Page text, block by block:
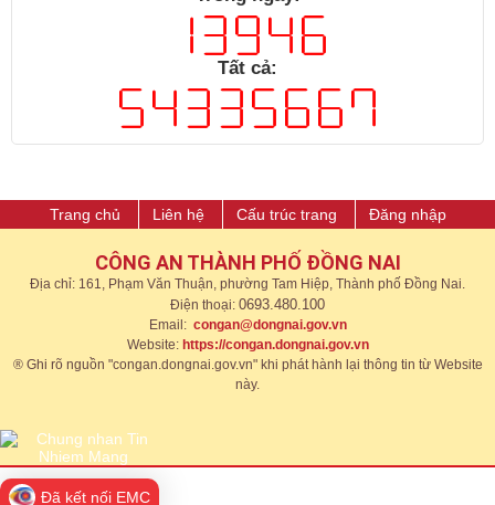
Tất cả:
Trang chủ Liên hệ Cấu trúc trang Đăng nhập
CÔNG AN THÀNH PHỐ ĐỒNG NAI
Địa chỉ: 161, Phạm Văn Thuận, phường Tam Hiệp, Thành phố Đồng Nai.
Điện thoại: 0693.480.100
Email: congan@dongnai.gov.vn
Website: https://congan.dongnai.gov.vn​
® Ghi rõ nguồn "congan.dongnai.gov.vn" khi phát hành lại thông tin từ Website
này.​​
Đã kết nối EMC